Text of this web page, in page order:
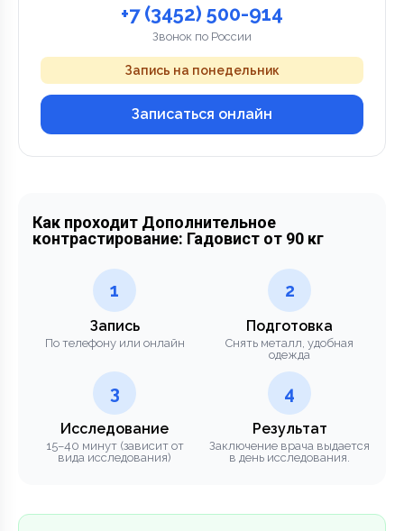
+7 (3452) 500-914
Звонок по России
Запись на понедельник
Записаться онлайн
Как проходит Дополнительное
контрастирование: Гадовист от 90 кг
1
Запись
По телефону или онлайн
2
Подготовка
Снять металл, удобная
одежда
3
Исследование
15–40 минут (зависит от
вида исследования)
4
Результат
Заключение врача выдается
в день исследования.